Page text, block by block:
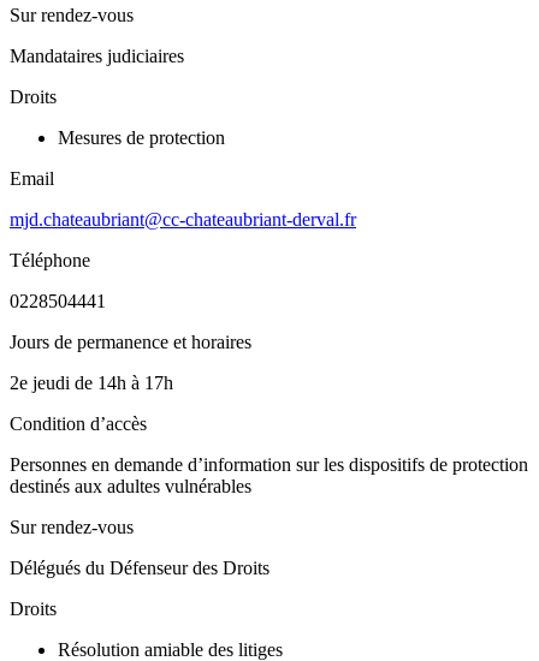
Sur rendez-vous
Mandataires judiciaires
Droits
Mesures de protection
Email
mjd.chateaubriant@cc-chateaubriant-derval.fr
Téléphone
0228504441
Jours de permanence et horaires
2e jeudi de 14h à 17h
Condition d’accès
Personnes en demande d’information sur les dispositifs de protection
destinés aux adultes vulnérables
Sur rendez-vous
Délégués du Défenseur des Droits
Droits
Résolution amiable des litiges